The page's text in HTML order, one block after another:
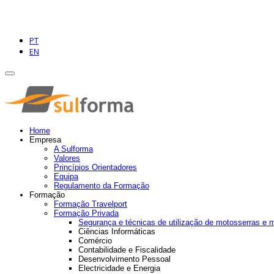
PT
EN
Home
Empresa
A Sulforma
Valores
Princípios Orientadores
Equipa
Regulamento da Formação
Formação
Formação Travelport
Formação Privada
Segurança e técnicas de utilização de motosserras e
Ciências Informáticas
Comércio
Contabilidade e Fiscalidade
Desenvolvimento Pessoal
Electricidade e Energia